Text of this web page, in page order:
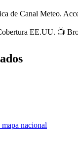
de Canal Meteo.
EE.UU. 📺
nacional